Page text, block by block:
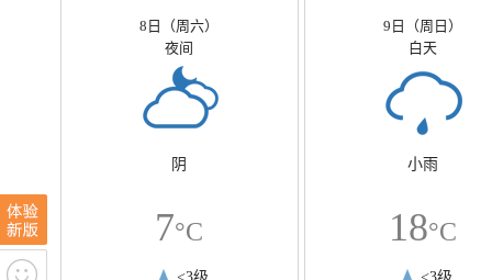
8日（周六）
夜间
阴
7°C
9日（周日）
白天
小雨
18°C